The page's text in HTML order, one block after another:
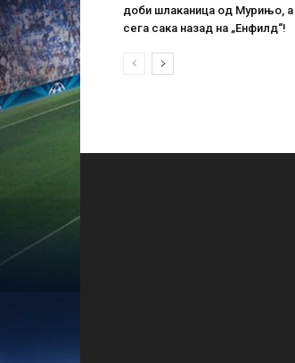
доби шлаканица од Мурињо, а
сега сака назад на „Енфилд“!